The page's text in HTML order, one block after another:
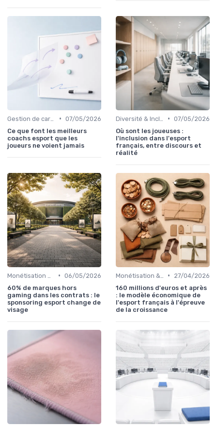
• 07/05/2026
Ce que font les meilleurs
coachs esport que les
joueurs ne voient jamais
• 07/05/2026
Où sont les joueuses :
l'inclusion dans l'esport
français, entre discours et
réalité
• 06/05/2026
60% de marques hors
gaming dans les contrats : le
sponsoring esport change de
visage
•
27/04/2026
160 millions d'euros et après
: le modèle économique de
l'esport français à l'épreuve
de la croissance